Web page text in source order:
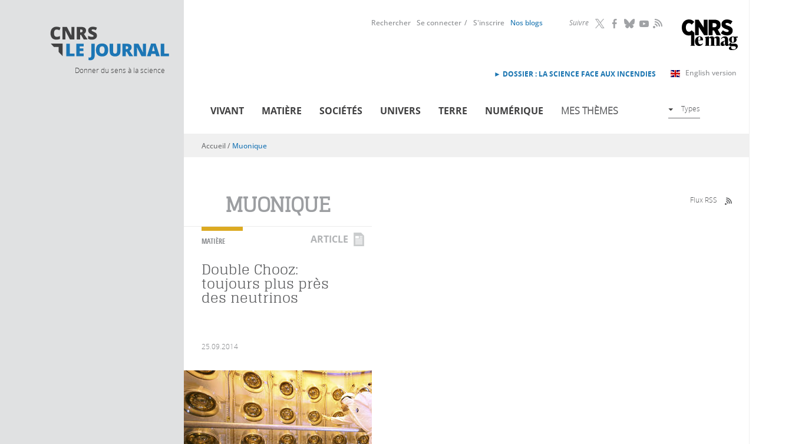
Donner du sens à la science
Suivre RSS
Rechercher Se connecter S'inscrire Nos blogs
English version
► DOSSIER : LA SCIENCE FACE AUX INCENDIES
VIVANT MATIÈRE SOCIÉTÉS UNIVERS TERRE NUMÉRIQUE MES THÈMES Types
Vous êtes ici
Accueil/ Muonique
MUONIQUE Flux RSS
MATIÈRE ARTICLE
Double Chooz:
toujours plus près
des neutrinos
25.09.2014